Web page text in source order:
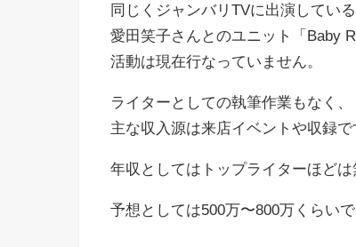
同じくジャンバリTVに出演している
愛田笑子さんとのユニット「Baby
活動は現在行なっていません。
ライターとしての執筆作業もなく、
主な収入源は来店イベントや収録で
年収としてはトップライターほど
予想としては500万〜800万くらい